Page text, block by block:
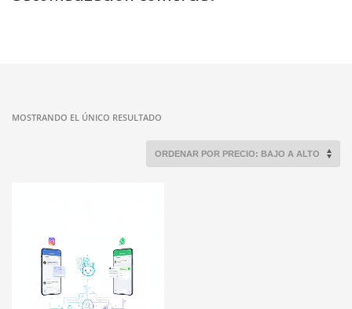
MOSTRANDO EL ÚNICO RESULTADO